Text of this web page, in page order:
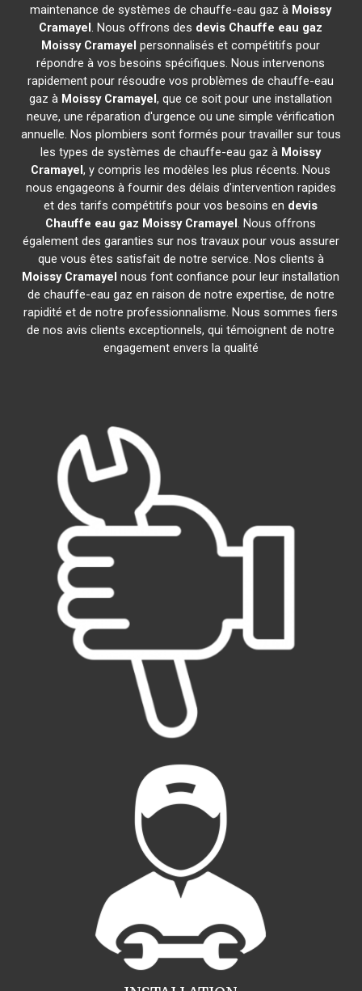
maintenance de systèmes de chauffe-eau gaz à Moissy
Cramayel. Nous offrons des devis Chauffe eau gaz
Moissy Cramayel personnalisés et compétitifs pour
répondre à vos besoins spécifiques. Nous intervenons
rapidement pour résoudre vos problèmes de chauffe-eau
gaz à Moissy Cramayel, que ce soit pour une installation
neuve, une réparation d'urgence ou une simple vérification
annuelle. Nos plombiers sont formés pour travailler sur tous
les types de systèmes de chauffe-eau gaz à Moissy
Cramayel, y compris les modèles les plus récents. Nous
nous engageons à fournir des délais d'intervention rapides
et des tarifs compétitifs pour vos besoins en devis
Chauffe eau gaz Moissy Cramayel. Nous offrons
également des garanties sur nos travaux pour vous assurer
que vous êtes satisfait de notre service. Nos clients à
Moissy Cramayel nous font confiance pour leur installation
de chauffe-eau gaz en raison de notre expertise, de notre
rapidité et de notre professionnalisme. Nous sommes fiers
de nos avis clients exceptionnels, qui témoignent de notre
engagement envers la qualité